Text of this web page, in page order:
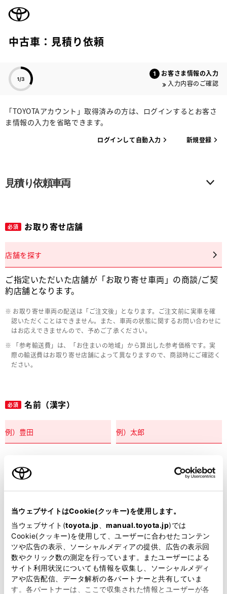
当ウェブサイトはCookie(クッキー)を使用します。
当ウェブサイト(toyota.jp manual.toyota.jp)では
Cookie(クッキー)を使用して、ユーザーに合わせたコンテン
ツや広告の表示、ソーシャルメディアの提供、広告の表示回
数やクリック数の測定を行っています。またユーザーによる
サイト利用状況についても情報を収集し、ソーシャルメディ
アや広告配信、データ解析の各パートナーと共有していま
す。各パートナーは、ここで収集された情報とユーザーが各
中古車：見積り依頼
お客さま情報の入力
入力内容のご確認
「TOYOTAアカウント」取得済みの方は、ログインするとお客さ
ま情報の入力を省略できます。
ログインして自動入力 新規登録
見積り依頼車両
必須 お取り寄せ店舗
店舗を探す
ご指定いただいた店舗が「お取り寄せ車両」の商談/ご契
約店舗となります。
お取り寄せ車両の配送は「ご注文後」となります。ご注文前に実車を確
認いただくことはできません。また、車両の状態に関するお問い合わせに
はお応えできませんので、予めご了承ください。
「参考輸送費」は、「お住まいの地域」から算出した参考価格です。実
際の輸送費はお取り寄せ店舗によって異なりますので、商談時にご確認く
ださい。
必須 名前（漢字）
必須 名前（カナ）
必須 郵便番号
住所自動入力